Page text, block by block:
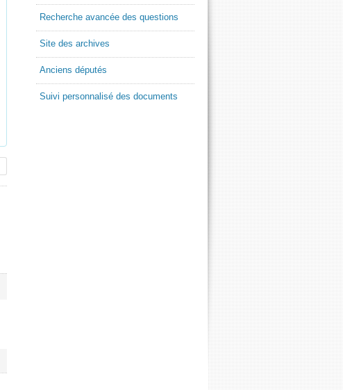
Recherche avancée des questions
Site des archives
Anciens députés
Suivi personnalisé des documents